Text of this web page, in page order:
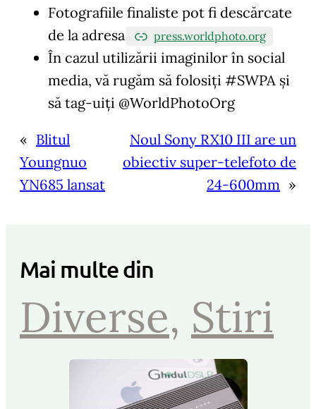
Fotografiile finaliste pot fi descărcate
de la adresa
press.worldphoto.org
În cazul utilizării imaginilor în social
media, vă rugăm să folosiți #SWPA și
să tag-uiți @WorldPhotoOrg
« Blitul
Youngnuo
YN685 lansat
Noul Sony RX10 III are un
obiectiv super-telefoto de
24-600mm »
Mai multe din
Diverse, Stiri